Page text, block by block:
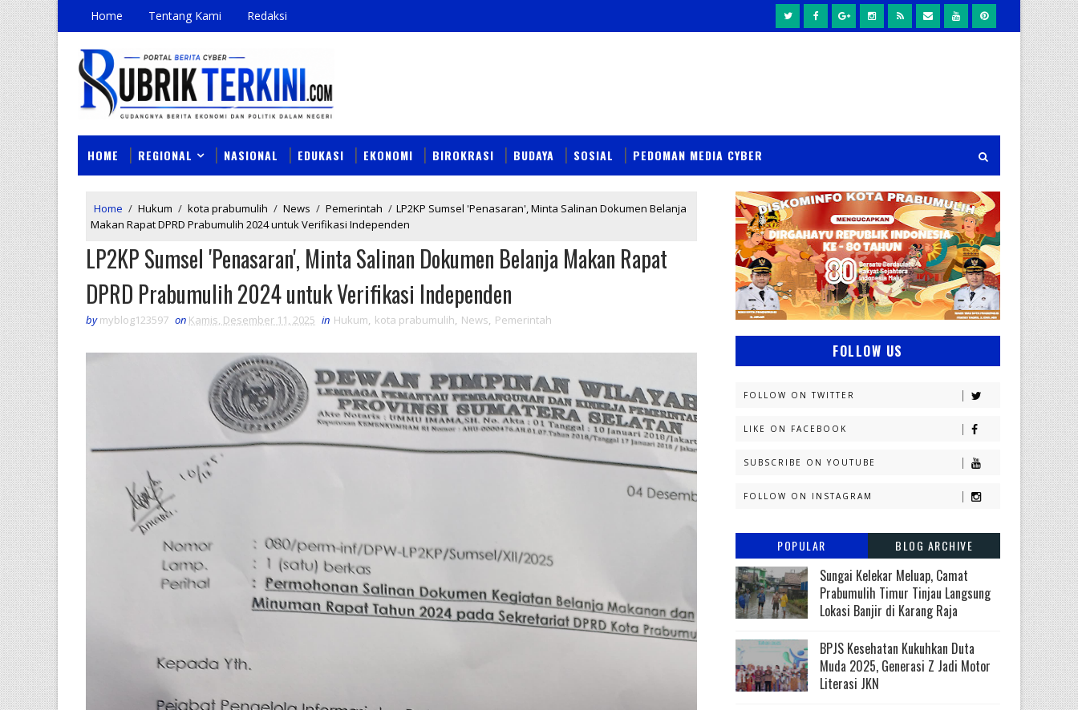
Home Tentang Kami Redaksi
HOME REGIONAL NASIONAL EDUKASI EKONOMI BIROKRASI BUDAYA SOSIAL PEDOMAN MEDIA CYBER
Home / Hukum / kota prabumulih / News / Pemerintah / LP2KP Sumsel 'Penasaran', Minta Salinan Dokumen Belanja
Makan Rapat DPRD Prabumulih 2024 untuk Verifikasi Independen
LP2KP Sumsel 'Penasaran', Minta Salinan Dokumen Belanja Makan Rapat
DPRD Prabumulih 2024 untuk Verifikasi Independen
by myblog123597 on Kamis, Desember 11, 2025 in Hukum, kota prabumulih, News, Pemerintah
FOLLOW US
FOLLOW ON TWITTER
LIKE ON FACEBOOK
SUBSCRIBE ON YOUTUBE
FOLLOW ON INSTAGRAM
POPULAR BLOG ARCHIVE
Sungai Kelekar Meluap, Camat
Prabumulih Timur Tinjau Langsung
Lokasi Banjir di Karang Raja
BPJS Kesehatan Kukuhkan Duta
Muda 2025, Generasi Z Jadi Motor
Literasi JKN